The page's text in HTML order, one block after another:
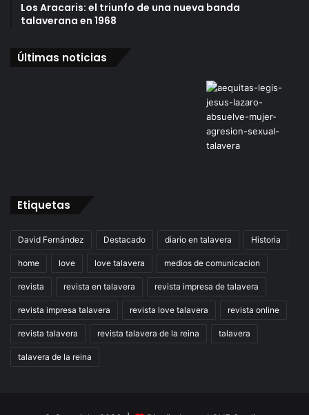
Los Aracaris: el triunfo de una nueva banda
talaverana en 1968
Últimas noticias
Etiquetas
David Fernández Destacado diario en talavera Historia
home love love talavera medios de comunicacion
revista revista en talavera revista impresa de talavera
revista impresa talavera revista love talavera revista online
revista talavera revista talavera de la reina talavera
talavera de la reina